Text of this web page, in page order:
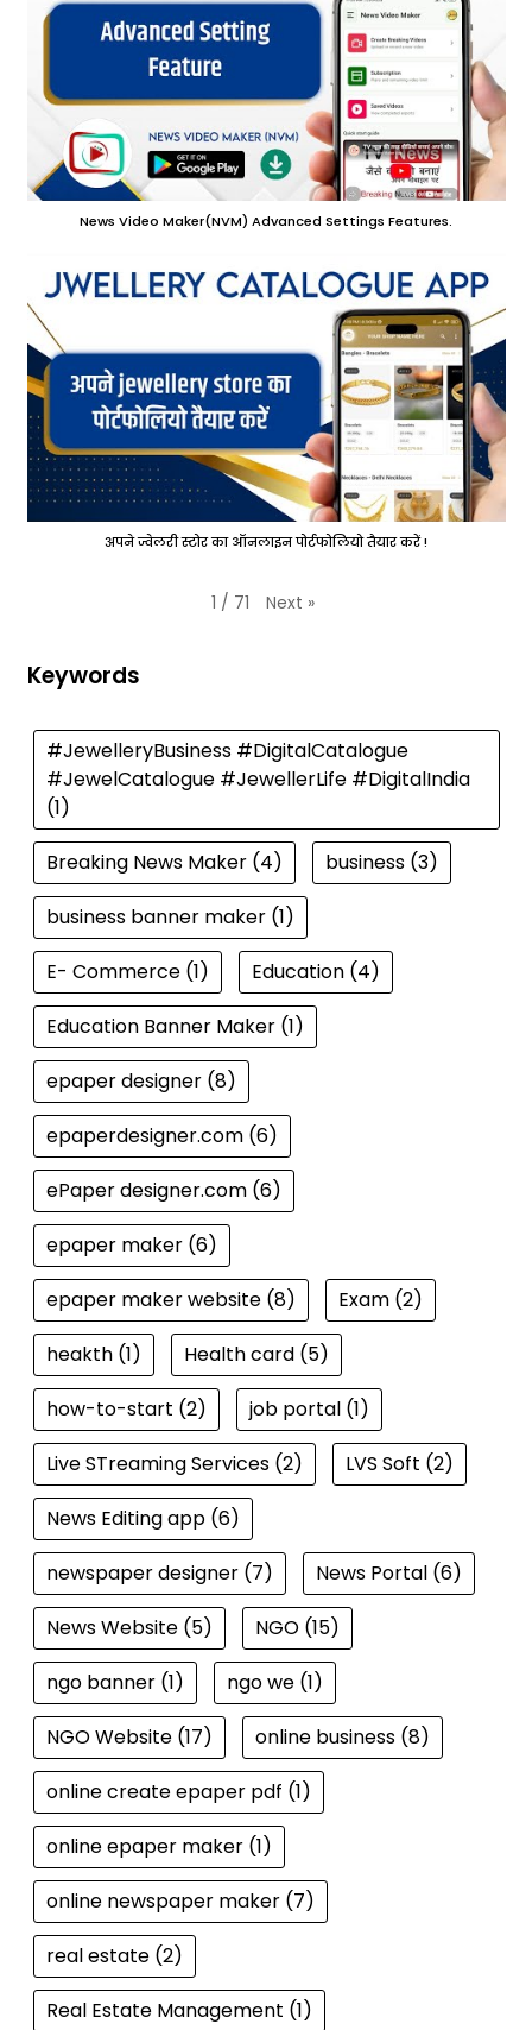
News Video Maker(NVM) Advanced Settings Features.
अपने ज्वेलरी स्टोर का ऑनलाइन पोर्टफोलियो तैयार करें !
1 / 71 Next »
Keywords
#JewelleryBusiness #DigitalCatalogue
#JewelCatalogue #JewellerLife #DigitalIndia
(1)
Breaking News Maker(4) business(3)
business banner maker(1)
E- Commerce(1) Education(4)
Education Banner Maker(1)
epaper designer(8)
epaperdesigner.com(6)
ePaper designer.com(6)
epaper maker(6)
epaper maker website(8) Exam(2)
heakth(1) Health card(5)
how-to-start (2) job portal(1)
Live STreaming Services(2) LVS Soft (2)
News Editing app(6)
newspaper designer(7) News Portal(6)
News Website(5) NGO(15)
ngo banner(1) ngo we(1)
NGO Website(17) online business(8)
online create epaper pdf (1)
online epaper maker(1)
online newspaper maker(7)
real estate(2)
Real Estate Management (1)